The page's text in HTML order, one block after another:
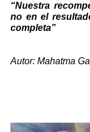
“Nuestra
no en el
completa”
Autor: Mahatma